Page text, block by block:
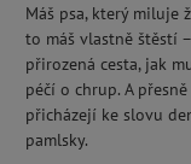
Máš psa, který miluje
to máš vlastně štěstí
přirozená cesta, jak
péčí o chrup. A
přicházejí ke slovu
pamlsky.